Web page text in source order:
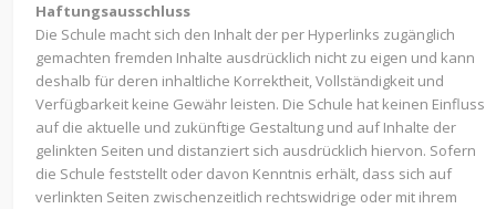
Haftungsausschluss
Die Schule macht sich den Inhalt der per Hyperlinks zugänglich
gemachten fremden Inhalte ausdrücklich nicht zu eigen und kann
deshalb für deren inhaltliche Korrektheit, Vollständigkeit und
Verfügbarkeit keine Gewähr leisten. Die Schule hat keinen Einfluss
auf die aktuelle und zukünftige Gestaltung und auf Inhalte der
gelinkten Seiten und distanziert sich ausdrücklich hiervon. Sofern
die Schule feststellt oder davon Kenntnis erhält, dass sich auf
verlinkten Seiten zwischenzeitlich rechtswidrige oder mit ihrem